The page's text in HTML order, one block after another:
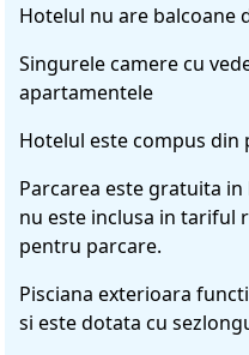
Hotelul nu are balcoane
Singurele camere cu
apartamentele
Hotelul este compus din
Parcarea este gratuita
nu este inclusa in tariful
pentru parcare.
Pisciana exterioara
si este dotata cu